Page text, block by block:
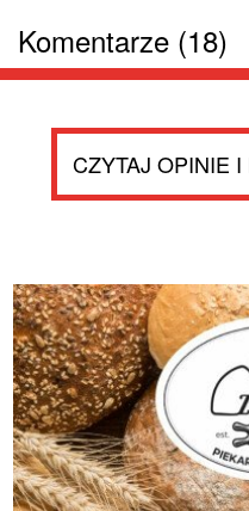
Komentarze (18)
CZYTAJ OPINIE